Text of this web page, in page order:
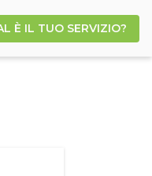
È IL TUO SERVIZIO?